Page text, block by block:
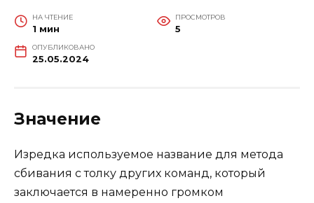
НА ЧТЕНИЕ
1 мин
ПРОСМОТРОВ
5
ОПУБЛИКОВАНО
25.05.2024
Значение
Изредка используемое название для метода
сбивания с толку других команд, который
заключается в намеренно громком